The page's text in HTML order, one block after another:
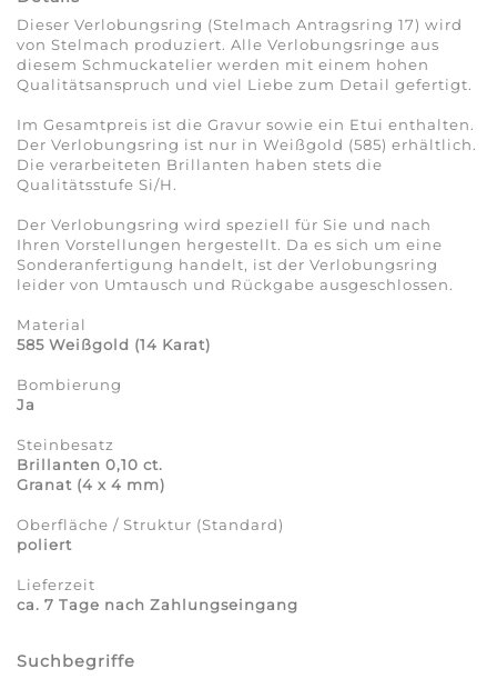
Dieser Verlobungsring (Stelmach Antragsring 17) wird
von Stelmach produziert. Alle Verlobungsringe aus
diesem Schmuckatelier werden mit einem hohen
Qualitätsanspruch und viel Liebe zum Detail gefertigt.
Im Gesamtpreis ist die Gravur sowie ein Etui enthalten.
Der Verlobungsring ist nur in Weißgold (585) erhältlich.
Die verarbeiteten Brillanten haben stets die
Qualitätsstufe Si/H.
Der Verlobungsring wird speziell für Sie und nach
Ihren Vorstellungen hergestellt. Da es sich um eine
Sonderanfertigung handelt, ist der Verlobungsring
leider von Umtausch und Rückgabe ausgeschlossen.
Material
585 Weißgold (14 Karat)
Bombierung
Ja
Steinbesatz
Brillanten 0,10 ct.
Granat (4 x 4 mm)
Oberfläche / Struktur (Standard)
poliert
Lieferzeit
ca. 7 Tage nach Zahlungseingang
Suchbegriffe